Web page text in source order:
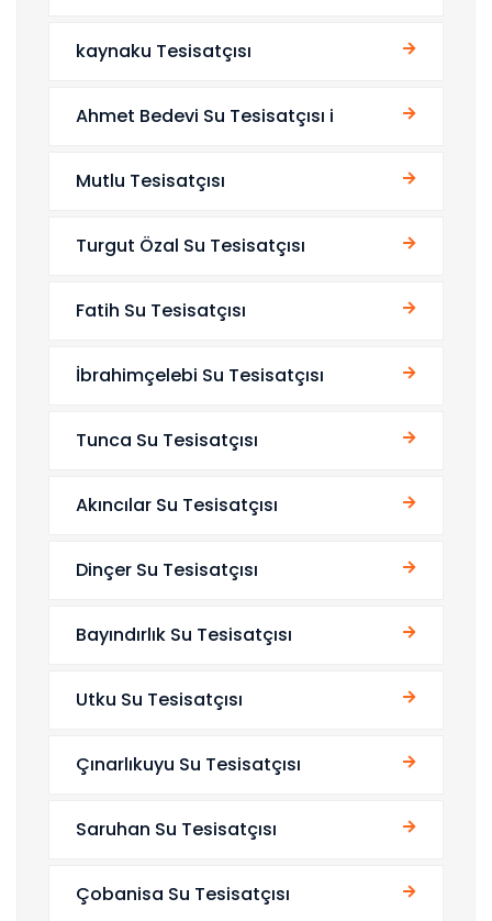
kaynaku Tesisatçısı
Ahmet Bedevi Su Tesisatçısı i
Mutlu Tesisatçısı
Turgut Özal Su Tesisatçısı
Fatih Su Tesisatçısı
İbrahimçelebi Su Tesisatçısı
Tunca Su Tesisatçısı
Akıncılar Su Tesisatçısı
Dinçer Su Tesisatçısı
Bayındırlık Su Tesisatçısı
Utku Su Tesisatçısı
Çınarlıkuyu Su Tesisatçısı
Saruhan Su Tesisatçısı
Çobanisa Su Tesisatçısı